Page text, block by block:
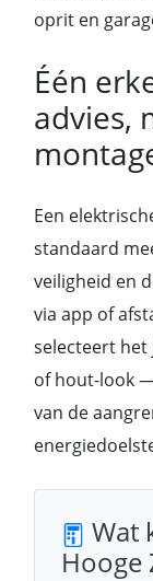
oprit en
Één
advies,
Een
standaard
veiligheid en
via app of
selecteert
of hout-look
van de
Wat
Hooge